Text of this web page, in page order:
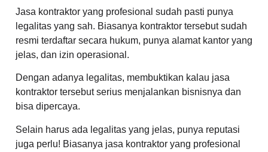
Jasa kontraktor yang profesional sudah pasti punya
legalitas yang sah. Biasanya kontraktor tersebut sudah
resmi terdaftar secara hukum, punya alamat kantor yang
jelas, dan izin operasional.
Dengan adanya legalitas, membuktikan kalau jasa
kontraktor tersebut serius menjalankan bisnisnya dan
bisa dipercaya.
Selain harus ada legalitas yang jelas, punya reputasi
juga perlu! Biasanya jasa kontraktor yang profesional